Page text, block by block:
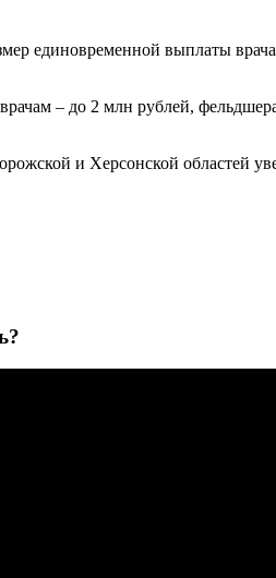
единовременной выплаты
– до 2 млн рублей,
и Херсонской областей